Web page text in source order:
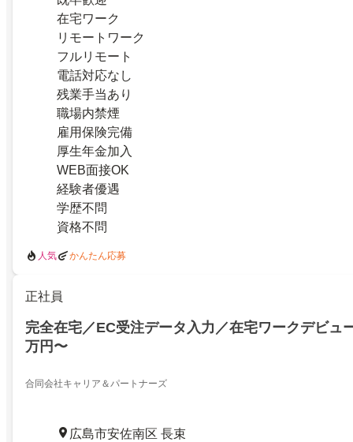
在宅ワーク
リモートワーク
フルリモート
電話対応なし
残業手当あり
職場内禁煙
雇用保険完備
厚生年金加入
WEB面接OK
経験者優遇
学歴不問
資格不問
人気 かんたん応募
正社員
完全在宅／EC受注データ入力／在宅ワークデビュ
万円〜
合同会社キャリア＆パートナーズ
広島市安佐南区 長束